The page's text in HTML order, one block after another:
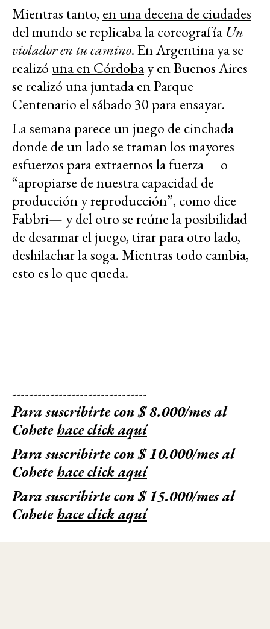
Mientras tanto, en una decena de ciudades
del mundo se replicaba la coreografía Un
violador en tu camino. En Argentina ya se
realizóuna en Córdobay en Buenos Aires
se realizó una juntada en Parque
Centenario el sábado 30 para ensayar.
La semana parece un juego de cinchada
donde de un lado se traman los mayores
esfuerzos para extraernos la fuerza —o
“apropiarse de nuestra capacidad de
producción y reproducción”, como dice
Fabbri— y del otro se reúne la posibilidad
de desarmar el juego, tirar para otro lado,
deshilachar la soga. Mientras todo cambia,
esto es lo que queda.
--------------------------------
Para suscribirte con $ 8.000/mes al
Cohetehace click aquí
Para suscribirte con $ 10.000/mes al
Cohetehace click aquí
Para suscribirte con $ 15.000/mes al
Cohetehace click aquí